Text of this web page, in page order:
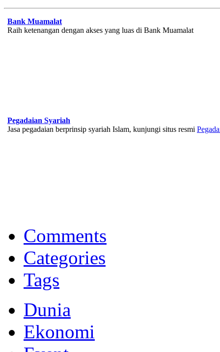
Bank Muamalat
Raih ketenangan dengan akses yang luas di Bank Muamalat
Pegadaian Syariah
Jasa pegadaian berprinsip syariah Islam, kunjungi situs resmi
Memberikan yang terbaik sesuai kaidah Islam, kunjungi situs resmi
Comments
Categories
Tags
Dunia
Ekonomi